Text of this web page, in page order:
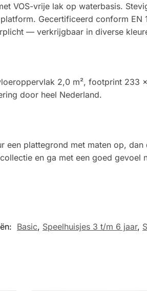
VOS-vrije lak op waterbasis.
Gecertificeerd conform EN
— verkrijgbaar in diverse
2,0 m², footprint 233
door heel Nederland.
een plattegrond met maten op,
en ga met een goed gevoel
Basic, Speelhuisjes 3 t/m 6 jaar,